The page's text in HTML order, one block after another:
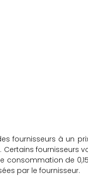
fournisseurs à un
fournisseurs
consommation de
par le fournisseur.